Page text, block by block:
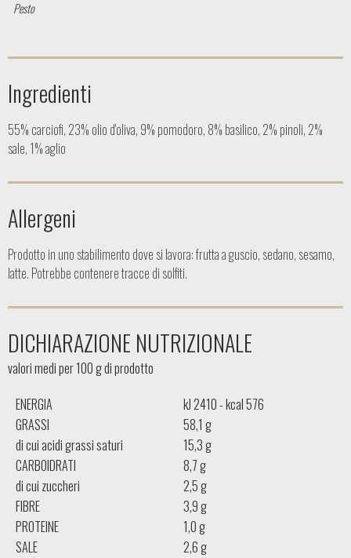
Pesto
Ingredienti
55% carciofi, 23% olio d'oliva, 9% pomodoro, 8% basilico, 2% pinoli, 2%
sale, 1% aglio
Allergeni
Prodotto in uno stabilimento dove si lavora: frutta a guscio, sedano, sesamo,
latte. Potrebbe contenere tracce di solfiti.
DICHIARAZIONE NUTRIZIONALE
valori medi per 100 g di prodotto
ENERGIA
kJ 2410 - kcal 576
GRASSI
58,1 g
di cui acidi grassi saturi
15,3 g
CARBOIDRATI
8,7 g
di cui zuccheri
2,5 g
FIBRE
3,9 g
PROTEINE
1,0 g
SALE
2,6 g